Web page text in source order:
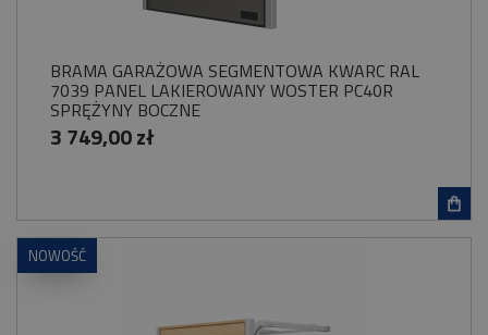
BRAMA GARAŻOWA SEGMENTOWA KWARC RAL
7039 PANEL LAKIEROWANY WOSTER PC40R
SPRĘŻYNY BOCZNE
3 749,00 zł
NOWOŚĆ